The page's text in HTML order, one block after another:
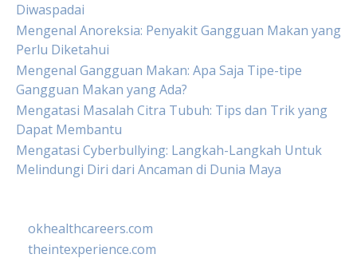
Diwaspadai
Mengenal Anoreksia: Penyakit Gangguan Makan yang
Perlu Diketahui
Mengenal Gangguan Makan: Apa Saja Tipe-tipe
Gangguan Makan yang Ada?
Mengatasi Masalah Citra Tubuh: Tips dan Trik yang
Dapat Membantu
Mengatasi Cyberbullying: Langkah-Langkah Untuk
Melindungi Diri dari Ancaman di Dunia Maya
okhealthcareers.com
theintexperience.com